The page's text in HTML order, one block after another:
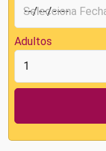
Adultos